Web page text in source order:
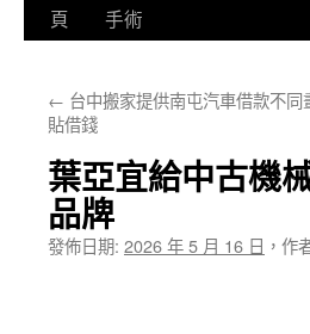
至
要
容
頁
手術
← 台中搬家提供南屯汽車借款不同
貼借錢
葉亞宜給中古機
品牌
發佈日期: 2026 年 5 月 16 日 ， 作